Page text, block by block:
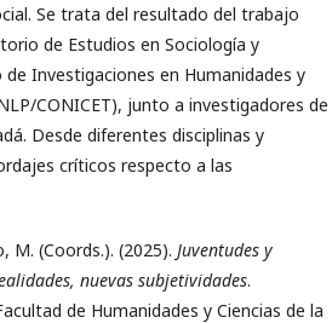
Se trata del resultado del trabajo
de Estudios en Sociología y
Investigaciones en Humanidades y
CONICET), junto a investigadores de
Desde diferentes disciplinas y
críticos respecto a las
M. (Coords.). (2025). Juventudes y
nuevas subjetividades.
de Humanidades y Ciencias de la